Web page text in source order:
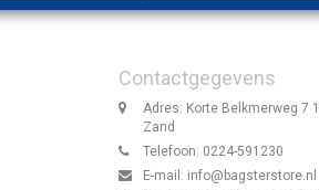
Contactgegevens
Adres: Korte Belkmerweg 7
Zand
Telefoon: 0224-591230
E-mail: info@bagsterstore.nl